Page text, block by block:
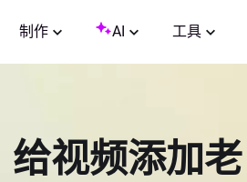
制作 AI 工具
给视频添加